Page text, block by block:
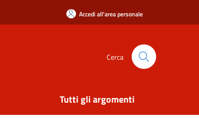
Accedi all'area personale
Cerca
Tutti gli argomenti